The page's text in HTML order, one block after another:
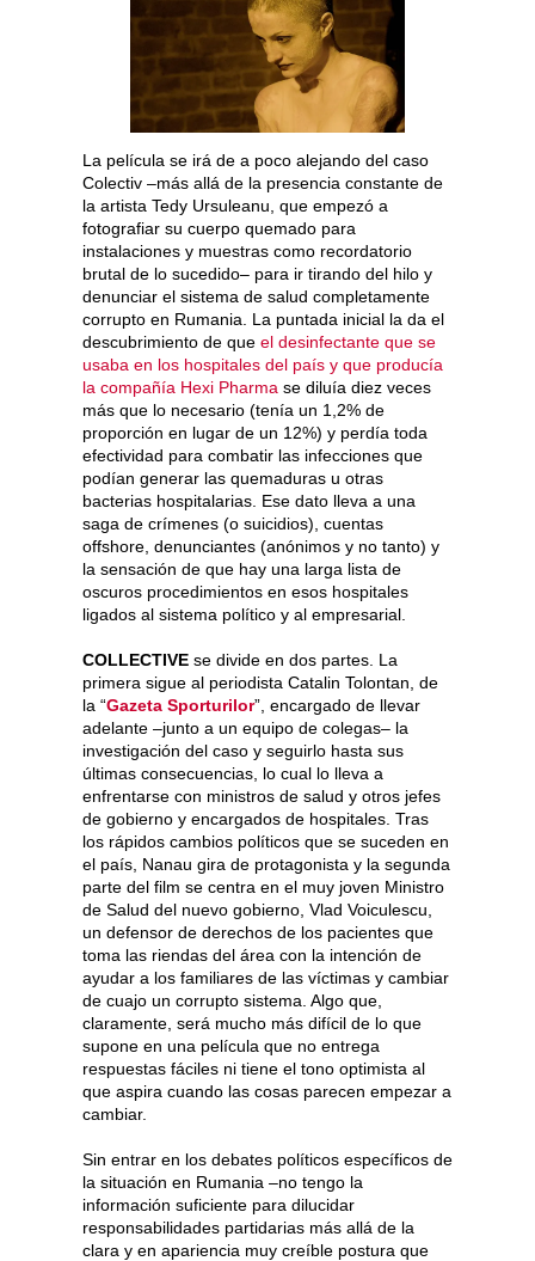
La película se irá de a poco alejando del caso
Colectiv –más allá de la presencia constante de
la artista Tedy Ursuleanu, que empezó a
fotografiar su cuerpo quemado para
instalaciones y muestras como recordatorio
brutal de lo sucedido– para ir tirando del hilo y
denunciar el sistema de salud completamente
corrupto en Rumania. La puntada inicial la da el
descubrimiento de que el desinfectante que se
usaba en los hospitales del país y que producía
la compañía Hexi Pharma se diluía diez veces
más que lo necesario (tenía un 1,2% de
proporción en lugar de un 12%) y perdía toda
efectividad para combatir las infecciones que
podían generar las quemaduras u otras
bacterias hospitalarias. Ese dato lleva a una
saga de crímenes (o suicidios), cuentas
offshore, denunciantes (anónimos y no tanto) y
la sensación de que hay una larga lista de
oscuros procedimientos en esos hospitales
ligados al sistema político y al empresarial.
COLLECTIVE se divide en dos partes. La
primera sigue al periodista Catalin Tolontan, de
la “Gazeta Sporturilor”, encargado de llevar
adelante –junto a un equipo de colegas– la
investigación del caso y seguirlo hasta sus
últimas consecuencias, lo cual lo lleva a
enfrentarse con ministros de salud y otros jefes
de gobierno y encargados de hospitales. Tras
los rápidos cambios políticos que se suceden en
el país, Nanau gira de protagonista y la segunda
parte del film se centra en el muy joven Ministro
de Salud del nuevo gobierno, Vlad Voiculescu,
un defensor de derechos de los pacientes que
toma las riendas del área con la intención de
ayudar a los familiares de las víctimas y cambiar
de cuajo un corrupto sistema. Algo que,
claramente, será mucho más difícil de lo que
supone en una película que no entrega
respuestas fáciles ni tiene el tono optimista al
que aspira cuando las cosas parecen empezar a
cambiar.
Sin entrar en los debates políticos específicos de
la situación en Rumania –no tengo la
información suficiente para dilucidar
responsabilidades partidarias más allá de la
clara y en apariencia muy creíble postura que